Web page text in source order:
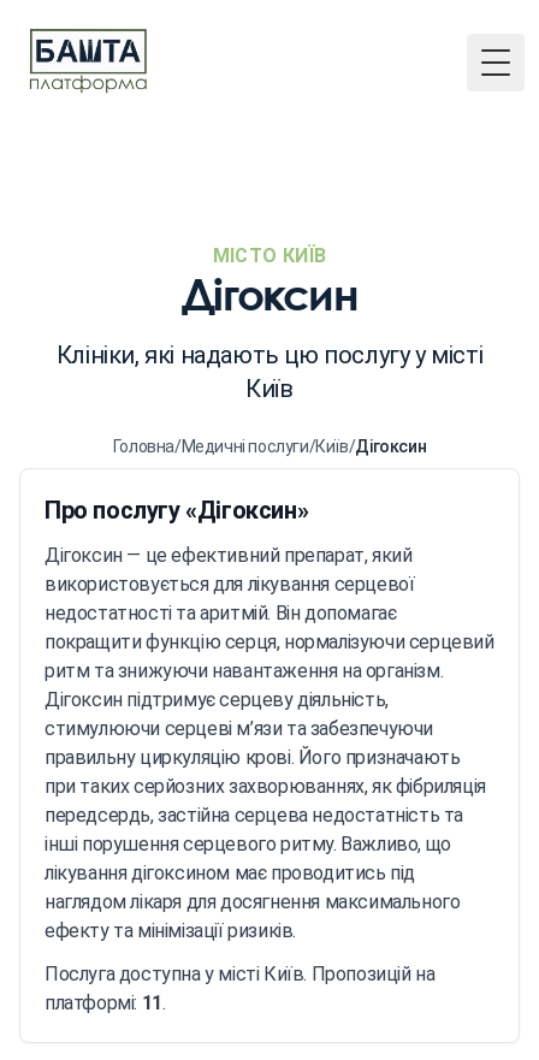
МІСТО КИЇВ
Дігоксин
Клініки, які надають цю послугу у місті
Київ
Головна/Медичні послуги/Київ/Дігоксин
Про послугу «Дігоксин»
Дігоксин — це ефективний препарат, який
використовується для лікування серцевої
недостатності та аритмій. Він допомагає
покращити функцію серця, нормалізуючи серцевий
ритм та знижуючи навантаження на організм.
Дігоксин підтримує серцеву діяльність,
стимулюючи серцеві м’язи та забезпечуючи
правильну циркуляцію крові. Його призначають
при таких серйозних захворюваннях, як фібриляція
передсердь, застійна серцева недостатність та
інші порушення серцевого ритму. Важливо, що
лікування дігоксином має проводитись під
наглядом лікаря для досягнення максимального
ефекту та мінімізації ризиків.
Послуга доступна у місті Київ. Пропозицій на
платформі: 11.